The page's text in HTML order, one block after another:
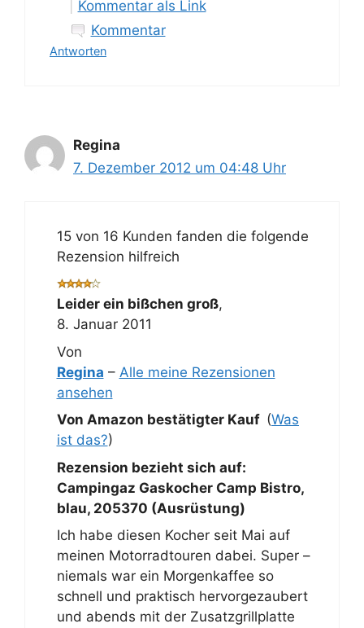
Kommentar als Link
Kommentar
Antworten
Regina
7. Dezember 2012 um 04:48 Uhr
15 von 16 Kunden fanden die folgende
Rezension hilfreich
Leider ein bißchen groß,
8. Januar 2011
Von
Regina – Alle meine Rezensionen
ansehen
Von Amazon bestätigter Kauf (Was
ist das?)
Rezension bezieht sich auf:
Campingaz Gaskocher Camp Bistro,
blau, 205370 (Ausrüstung)
Ich habe diesen Kocher seit Mai auf
meinen Motorradtouren dabei. Super –
niemals war ein Morgenkaffee so
schnell und praktisch hervorgezaubert
und abends mit der Zusatzgrillplatte